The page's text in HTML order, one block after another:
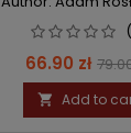
Price
66.90 zł
 Add to